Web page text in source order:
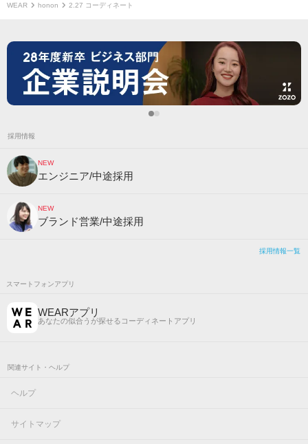
WEAR honon 2.27 コーディネート
採用情報
NEW
エンジニア/中途採用
NEW
ブランド営業/中途採用
採用情報一覧
スマートフォンアプリ
WEARアプリ
あなたの似合うが探せるコーディネートアプリ
関連サイト・ヘルプ
ヘルプ
サイトマップ